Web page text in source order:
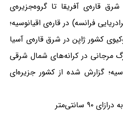
قاره‌ی آفریقا تا گروه‌جزیره‌ی
فرانسه) در قاره‌ی اقیانوسیه؛
کشور ژاپن در شرق قاره‌ی آسیا
مرجانی در کرانه‌های شمال شرقی
گزارش شده از کشور جزیره‌ای